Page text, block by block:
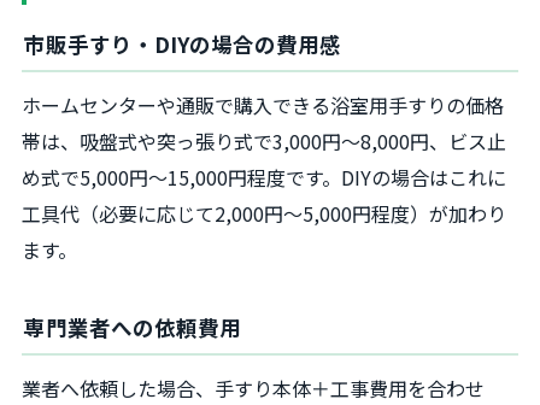
市販手すり・DIYの場合の費用感
ホームセンターや通販で購入できる浴室用手すりの価格
帯は、吸盤式や突っ張り式で3,000円～8,000円、ビス止
め式で5,000円～15,000円程度です。DIYの場合はこれに
工具代（必要に応じて2,000円～5,000円程度）が加わり
ます。
専門業者への依頼費用
業者へ依頼した場合、手すり本体＋工事費用を合わせ